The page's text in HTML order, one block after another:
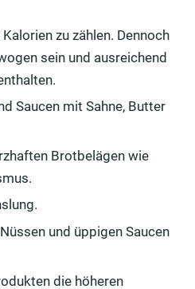
zu zählen. Dennoch
sein und ausreichend
Saucen mit Sahne, Butter
Brotbelägen wie
und üppigen Saucen
die höheren